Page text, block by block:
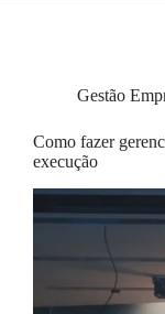
Gestão
Como fazer
execução